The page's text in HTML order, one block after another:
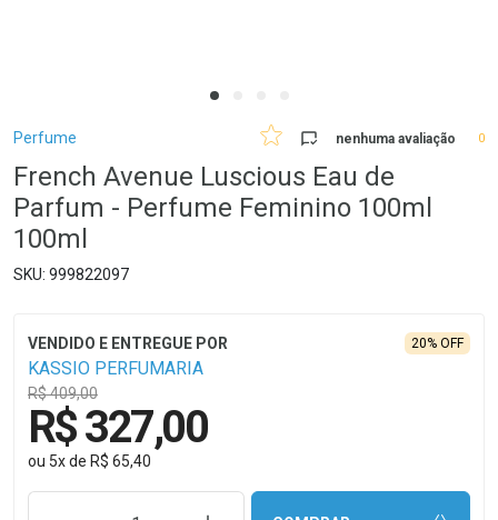
Breadcrumb
Perfume nenhuma avaliação 0
French Avenue Luscious Eau de
Parfum - Perfume Feminino 100ml
100ml
999822097
KASSIO PERFUMARIA
R$ 409,00
20% OFF
R$ 327,00
ou 5xde R$ 65,40